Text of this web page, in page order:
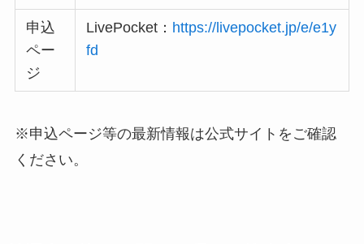
申込
ペー
ジ
LivePocket： https://livepocket.jp/e/e1y
fd
※申込ページ等の最新情報は公式サイトをご確認
ください。